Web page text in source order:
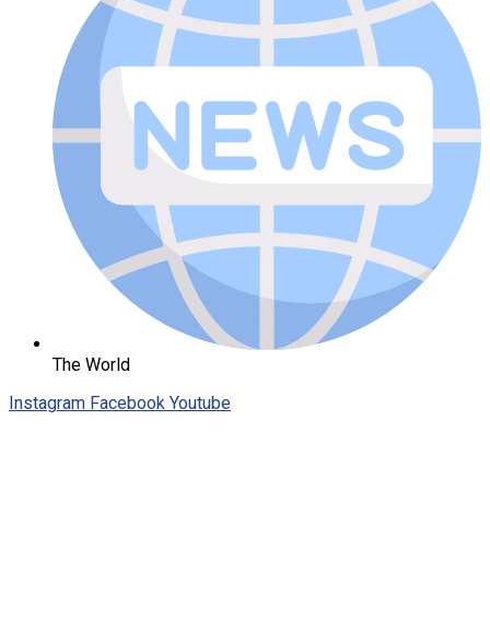
The World
Instagram Facebook Youtube